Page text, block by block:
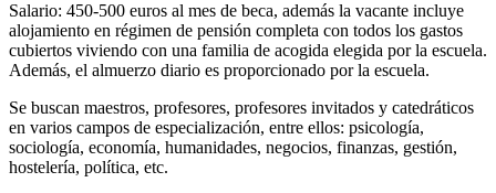
Salario: 450-500 euros al mes de beca, además la vacante incluye
alojamiento en régimen de pensión completa con todos los gastos
cubiertos viviendo con una familia de acogida elegida por la escuela.
Además, el almuerzo diario es proporcionado por la escuela.
Se buscan maestros, profesores, profesores invitados y catedráticos
en varios campos de especialización, entre ellos: psicología,
sociología, economía, humanidades, negocios, finanzas, gestión,
hostelería, política, etc.